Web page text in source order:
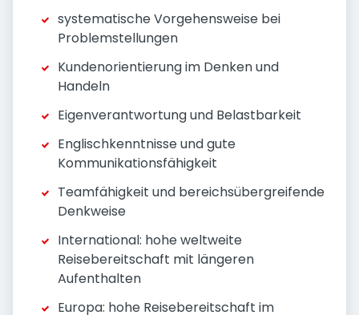
systematische Vorgehensweise bei
Problemstellungen
Kundenorientierung im Denken und
Handeln
Eigenverantwortung und Belastbarkeit
Englischkenntnisse und gute
Kommunikationsfähigkeit
Teamfähigkeit und bereichsübergreifende
Denkweise
International: hohe weltweite
Reisebereitschaft mit längeren
Aufenthalten
Europa: hohe Reisebereitschaft im